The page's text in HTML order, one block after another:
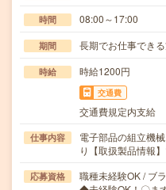
時間 08:00～17:00
期間 長期でお仕事でき
時給 時給1200円
交通費
交通費規定内支給
仕事内容
電子部品の組立機
り【取扱製品情報
応募資格
職種未経験OK / ブ